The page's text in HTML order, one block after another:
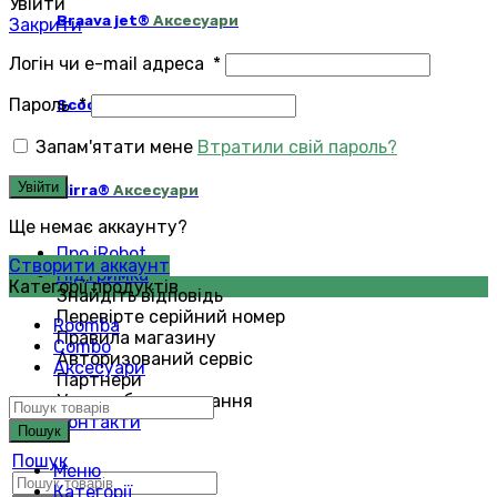
Braava jet® Аксесуари
Scooba®
Mirra® Аксесуари
Про iRobot
Підтримка
Знайдіть відповідь
Перевірте серійний номер
Правила магазину
Авторизований сервіс
Партнери
Умови обслуговування
Контакти
Пошук
Закрити
Логін чи e-mail адреса *
Пароль*
Запам'ятати мене Втратили свій пароль?
Увійти
Ще немає аккаунту?
Створити аккаунт
Категорії продуктів
Roomba
Combo
Аксесуари
Пошук
Меню
Категорії